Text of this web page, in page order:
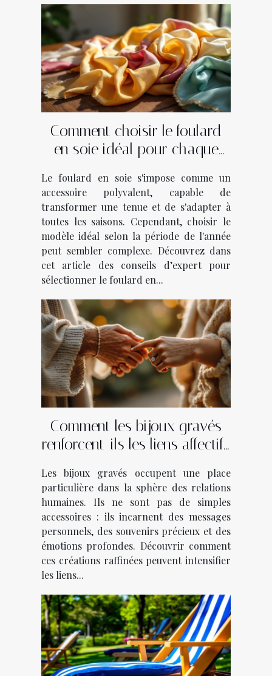
Comment choisir le foulard
en soie idéal pour chaque
Le foulard en soie s'impose comme un
accessoire polyvalent, capable de
transformer une tenue et de s'adapter à
toutes les saisons. Cependant, choisir le
modèle idéal selon la période de l'année
peut sembler complexe. Découvrez dans
cet article des conseils d’expert pour
sélectionner le foulard en...
Comment les bijoux gravés
renforcent-ils les liens affectifs
Les bijoux gravés occupent une place
particulière dans la sphère des relations
humaines. Ils ne sont pas de simples
accessoires : ils incarnent des messages
personnels, des souvenirs précieux et des
émotions profondes. Découvrir comment
ces créations raffinées peuvent intensifier
les liens...